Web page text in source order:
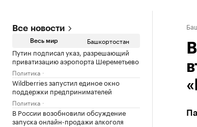
Все новости
Весь мир Башкортостан
Путин подписал указ, разрешающий
приватизацию аэропорта Шереметьево
Политика
Wildberries запустил единое окно
поддержки предпринимателей
Политика
В России возобновили обсуждение
запуска онлайн-продажи алкоголя